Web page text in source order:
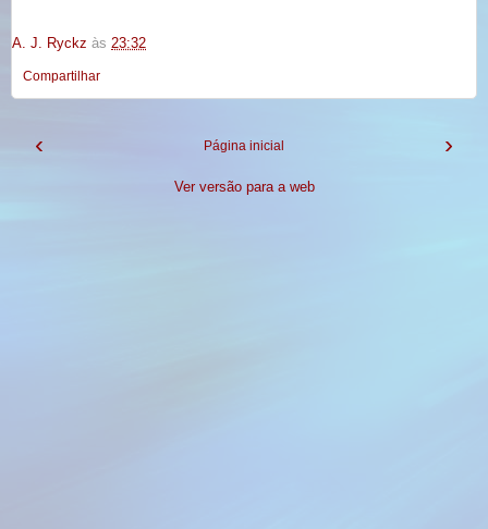
A. J. Ryckz às 23:32
Compartilhar
‹ ›
Página inicial
Ver versão para a web